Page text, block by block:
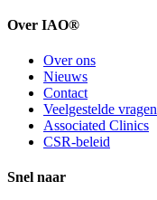
Over IAO®
Over ons
Nieuws
Contact
Veelgestelde vragen
Associated Clinics
CSR-beleid
Snel naar